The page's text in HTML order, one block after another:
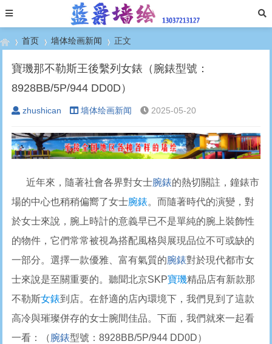
›
首页
›
墙体绘画新闻
›
正文
寶璣那不勒斯王後繫列女錶（腕錶型號：
8928BB/5P/944 DD0D）
zhushican 墙体绘画新闻 2025-05-20
近年來，隨著社會各界對女士腕錶的熱切關註，鐘錶市
場的中心也稍稍偏嚮了女士腕錶。而隨著時代的演變，對
於女士來說，腕上時計的意義早已不是單純的腕上裝飾性
的物件，它們常常被視為搭配風格與展現品位不可或缺的
一部分。選擇一款優雅、富有氣質的腕錶對於現代都市女
士來說是至關重要的。聽聞北京SKP寶璣精品店有新款那
不勒斯女錶到店。在舒適的店內環境下，我們見到了這款
高冷與璀璨併存的女士腕間佳品。下面，我們就來一起看
一看：（腕錶型號：8928BB/5P/944 DD0D）